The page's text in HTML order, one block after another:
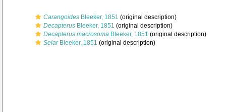
Carangoides Bleeker, 1851 (original description)
Decapterus Bleeker, 1851 (original description)
Decapterus macrosoma Bleeker, 1851 (original description)
SelarBleeker, 1851 (original description)